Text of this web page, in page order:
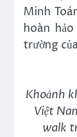
Minh
hoàn
trường
Khoảnh
Việt
walk